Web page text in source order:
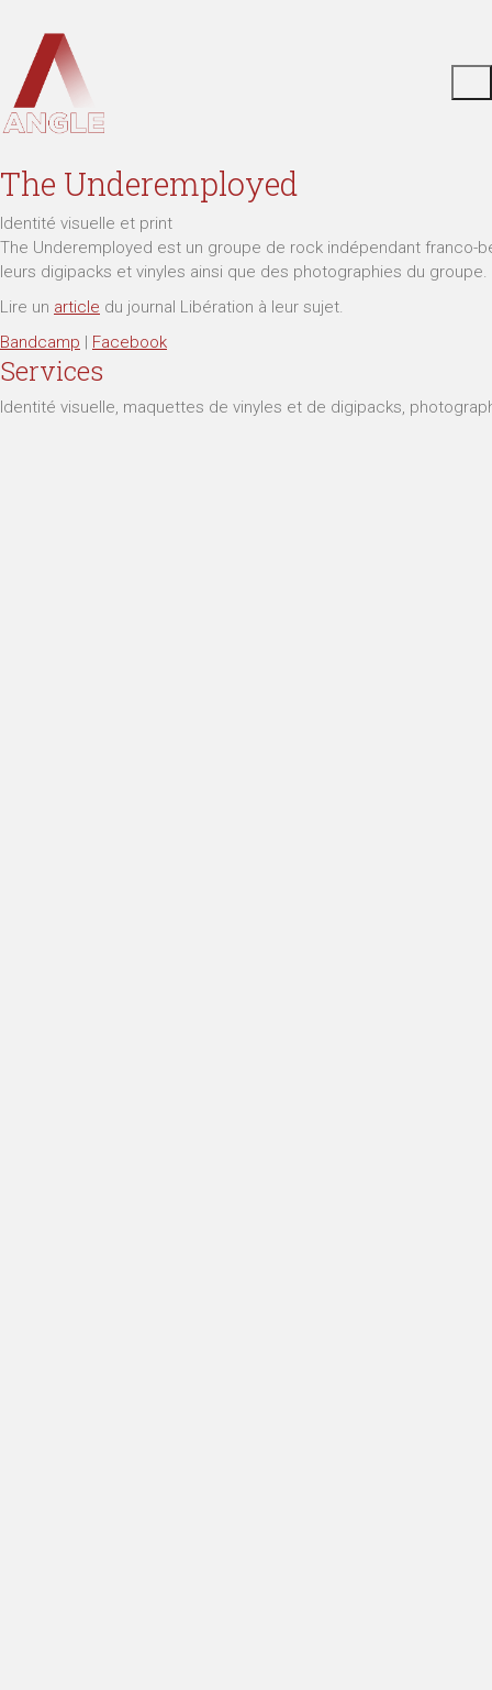
The Underemployed
Identité visuelle et print
The Underemployed est un groupe de rock indépendant franco-
leurs digipacks et vinyles ainsi que des photographies du groupe.
Lire un article du journal Libération à leur sujet.
Bandcamp | Facebook
Services
Identité visuelle, maquettes de vinyles et de digipacks,